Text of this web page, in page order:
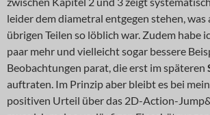
leider dem diametral entgegen stehen, was
übrigen Teilen so löblich war. Zudem habe
paar mehr und vielleicht sogar bessere
Beobachtungen parat, die erst im späteren
auftraten. Im Prinzip aber bleibt es bei
positiven Urteil über das 2D-Action-